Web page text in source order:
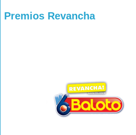
Premios Revancha